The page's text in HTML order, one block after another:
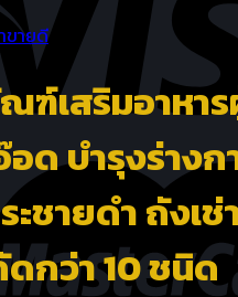
ขายดี
ฑ์เสริมอาหา
ด บำรุงร่างก
ชายดำ ถังเช่
กว่า 10 ชนิด